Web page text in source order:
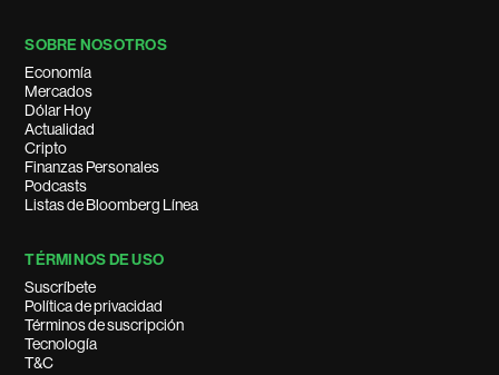
SOBRE NOSOTROS
Economía
Mercados
Dólar Hoy
Actualidad
Cripto
Finanzas Personales
Podcasts
Listas de Bloomberg Línea
TÉRMINOS DE USO
Suscríbete
Política de privacidad
Términos de suscripción
Tecnología
T&C